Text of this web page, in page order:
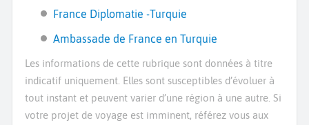
France Diplomatie -Turquie
Ambassade de France en Turquie
Les informations de cette rubrique sont données à titre
indicatif uniquement. Elles sont susceptibles d’évoluer à
tout instant et peuvent varier d’une région à une autre. Si
votre projet de voyage est imminent, référez vous aux